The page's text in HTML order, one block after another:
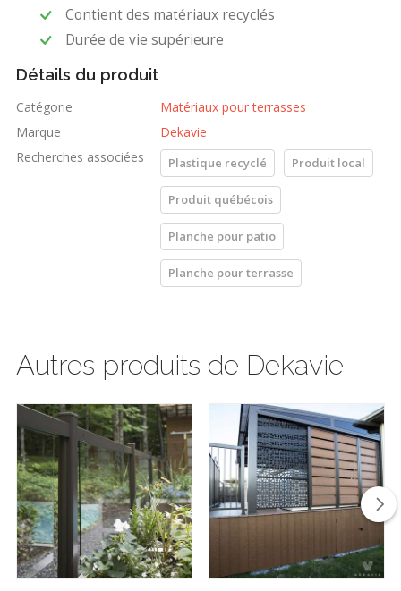
Fabriqué à 100 % en plastique recyclé
Durée de vie supérieure
Les retailles peuvent être mises au bac de recyclage
Contribution à un milieu sain
Encourage l’achat local
25 ans de garantie
Contient des matériaux recyclés
Durée de vie supérieure
Détails du produit
Catégorie
Matériaux pour terrasses
Marque
Dekavie
Recherches associées
Plastique recyclé Produit local
Produit québécois
Planche pour patio
Planche pour terrasse
Autres produits de Dekavie